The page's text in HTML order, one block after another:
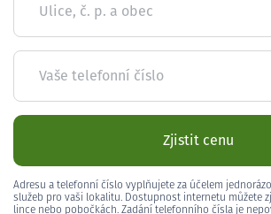
Ulice, č. p. a obec
Vaše telefonní číslo
Zjistit cenu
Adresu a telefonní číslo vyplňujete za účelem
služeb pro vaši lokalitu. Dostupnost internetu můžete
lince nebo pobočkách. Zadání telefonního čísla je